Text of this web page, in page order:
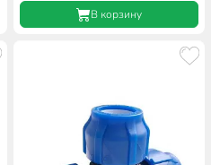
В корзину